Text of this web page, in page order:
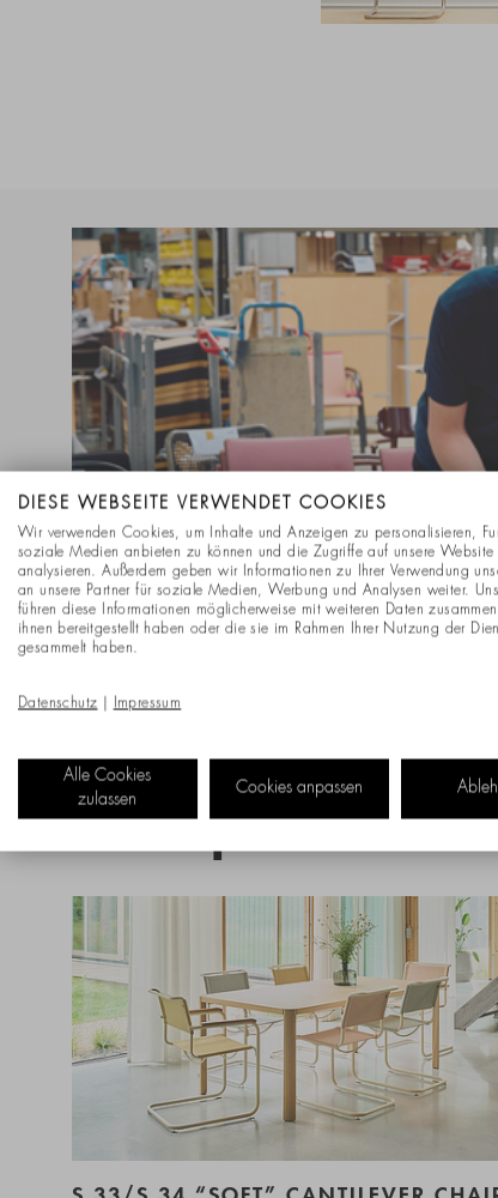
New products
DIESE WEBSEITE VERWENDET COOKIES
Wir verwenden Cookies, um Inhalte und Anzeigen zu personalisieren,
soziale Medien anbieten zu können und die Zugriffe auf unsere Website
analysieren. Außerdem geben wir Informationen zu Ihrer Verwendung
an unsere Partner für soziale Medien, Werbung und Analysen weiter.
führen diese Informationen möglicherweise mit weiteren Daten
ihnen bereitgestellt haben oder die sie im Rahmen Ihrer Nutzung der
gesammelt haben.
Datenschutz Impressum
Alle Cookies
zulassen
Cookies anpassen